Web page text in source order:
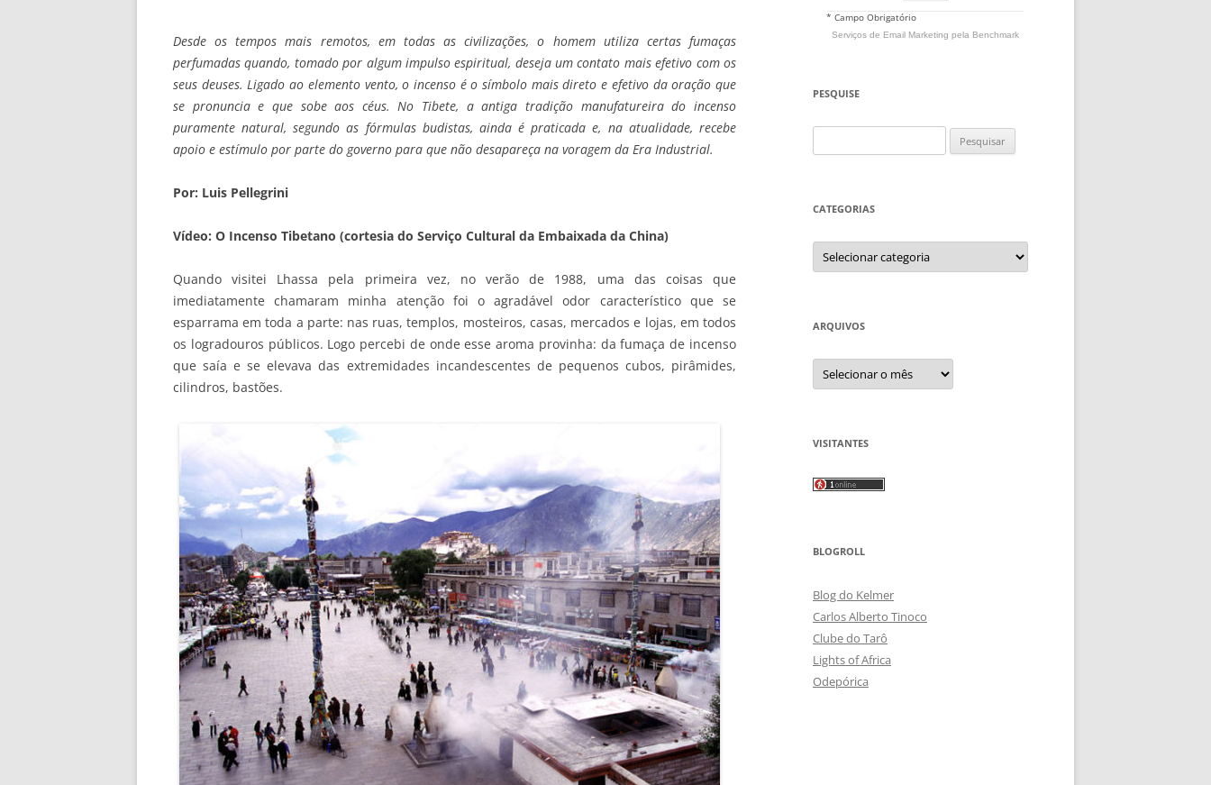
Desde os tempos mais remotos, em todas as civilizações, o homem utiliza certas fumaças
perfumadas quando, tomado por algum impulso espiritual, deseja um contato mais efetivo com os
seus deuses. Ligado ao elemento vento, o incenso é o símbolo mais direto e efetivo da oração que
se pronuncia e que sobe aos céus. No Tibete, a antiga tradição manufatureira do incenso
puramente natural, segundo as fórmulas budistas, ainda é praticada e, na atualidade, recebe
apoio e estímulo por parte do governo para que não desapareça na voragem da Era Industrial.
Por: Luis Pellegrini
Vídeo: O Incenso Tibetano (cortesia do Serviço Cultural da Embaixada da China)
Quando visitei Lhassa pela primeira vez, no verão de 1988, uma das coisas que
imediatamente chamaram minha atenção foi o agradável odor característico que se
esparrama em toda a parte: nas ruas, templos, mosteiros, casas, mercados e lojas, em todos
os logradouros públicos. Logo percebi de onde esse aroma provinha: da fumaça de incenso
que saía e se elevava das extremidades incandescentes de pequenos cubos, pirâmides,
cilindros, bastões.
* Campo Obrigatório
Serviços de Email Marketing pela Benchmark
PESQUISE
por:
CATEGORIAS
Categorias
ARQUIVOS
Arquivos
VISITANTES
BLOGROLL
Blog do Kelmer
Carlos Alberto Tinoco
Clube do Tarô
Lights of Africa
Odepórica